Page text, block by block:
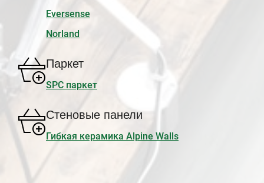
Eversense
Norland
Паркет
SPC паркет
Стеновые панели
Гибкая керамика Alpine Walls